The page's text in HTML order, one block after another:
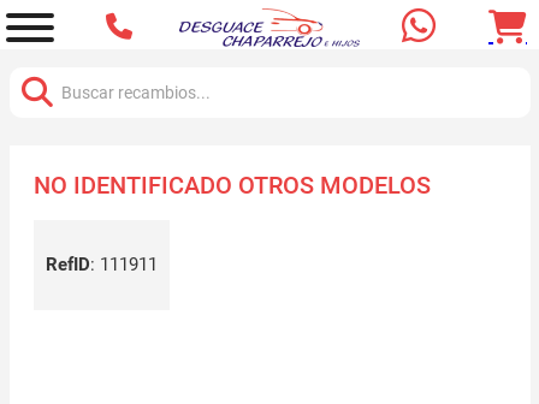
NO IDENTIFICADO OTROS MODELOS
RefID: 111911